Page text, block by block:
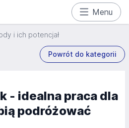
Menu
i ich potencjał
Powrót do kategorii
- idealna praca dla
podróżować